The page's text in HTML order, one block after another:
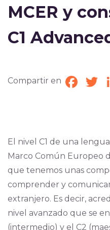
MCER y
C1
Compartir en
El nivel C1 de una
Marco Común Europeo
que tenemos unas
comprender y
extranjero. Es decir,
nivel avanzado que se
(intermedio) y el C2